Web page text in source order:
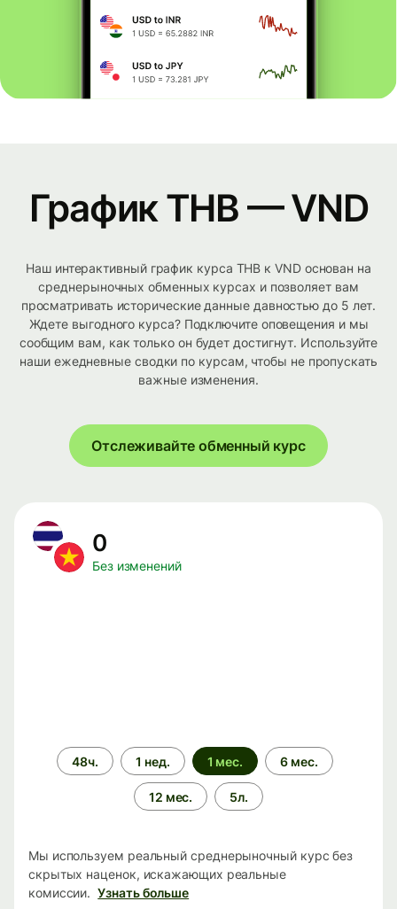
График THB — VND
Наш интерактивный график курса THB к VND основан на
среднерыночных обменных курсах и позволяет вам
просматривать исторические данные давностью до 5 лет.
Ждете выгодного курса? Подключите оповещения и мы
сообщим вам, как только он будет достигнут. Используйте
наши ежедневные сводки по курсам, чтобы не пропускать
важные изменения.
Отслеживайте обменный курс
0
Без изменений
Период
времени
48ч. 1 нед. 1 мес. 6 мес.
12 мес. 5л.
Мы используем реальный среднерыночный курс без
скрытых наценок, искажающих реальные
комиссии. Узнать больше